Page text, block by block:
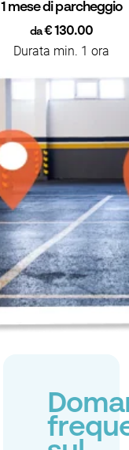
1 mese di parcheggio
da€ 130.00
Durata min. 1 ora